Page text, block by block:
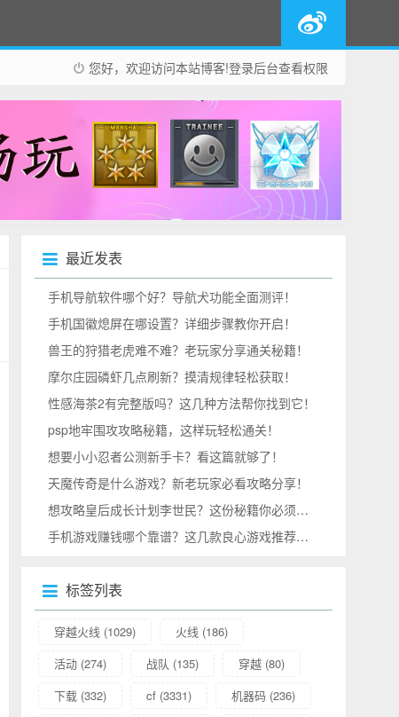
您好，欢迎访问本站博客!登录后台查看权限
最近发表
手机导航软件哪个好？导航犬功能全面测评！
手机国徽熄屏在哪设置？详细步骤教你开启！
兽王的狩猎老虎难不难？老玩家分享通关秘籍！
摩尔庄园磷虾几点刷新？摸清规律轻松获取！
性感海茶2有完整版吗？这几种方法帮你找到它！
psp地牢围攻攻略秘籍，这样玩轻松通关！
想要小小忍者公测新手卡？看这篇就够了！
天魔传奇是什么游戏？新老玩家必看攻略分享！
想攻略皇后成长计划李世民？这份秘籍你必须收好！
手机游戏赚钱哪个靠谱？这几款良心游戏推荐给你！
标签列表
穿越火线 (1029) 火线 (186)
活动 (274) 战队 (135) 穿越 (80)
下载 (332) cf (3331) 机器码 (236)